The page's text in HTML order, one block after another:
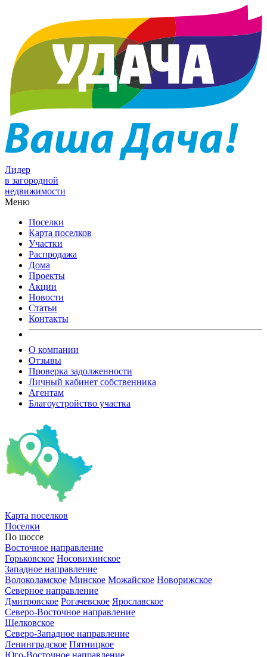
Лидер
в загородной
недвижимости
Меню
Поселки
Карта поселков
Участки
Распродажа
Дома
Проекты
Акции
Новости
Статьи
Контакты
О компании
Отзывы
Проверка задолженности
Личный кабинет собственника
Агентам
Благоустройство участка
Карта поселков
Поселки
По шоссе
Восточное направление
Горьковское Носовихинское
Западное направление
Волоколамское Минское Можайское Новорижское
Северное направление
Дмитровское Рогачевское Ярославское
Северо-Восточное направление
Щелковское
Северо-Западное направление
Ленинградское Пятницкое
Юго-Восточное направление